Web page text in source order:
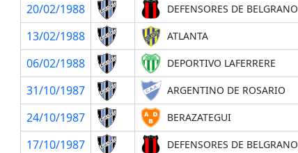
20/02/1988
DEFENSORES DE BELGRANO
13/02/1988
ATLANTA
06/02/1988
DEPORTIVO LAFERRERE
31/10/1987
ARGENTINO DE ROSARIO
24/10/1987
BERAZATEGUI
17/10/1987
DEFENSORES DE BELGRANO